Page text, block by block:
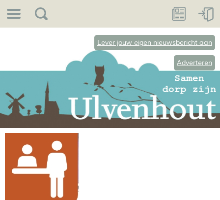
Lever jouw eigen nieuwsbericht aan
Adverteren